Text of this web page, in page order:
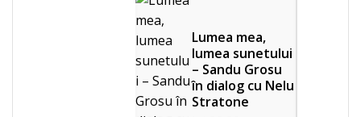
Lumea mea,
lumea sunetului
– Sandu Grosu
în dialog cu Nelu
Stratone